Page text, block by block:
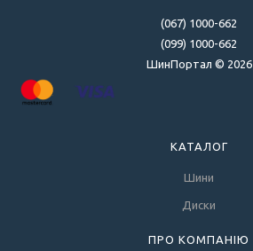
(067) 1000-662
(099) 1000-662
ШинПортал © 2026
КАТАЛОГ
Шини
Диски
ПРО КОМПАНІЮ